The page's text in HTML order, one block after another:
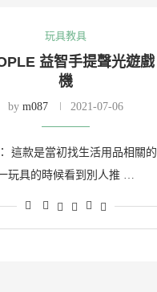
玩具教具
益智手提聲光遊戲
機
by m087 2021-07-06
這款是當初找生活用品相關的
玩具的時候看到別人推 …